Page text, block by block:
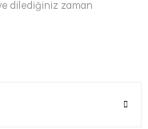
dilediğiniz zaman